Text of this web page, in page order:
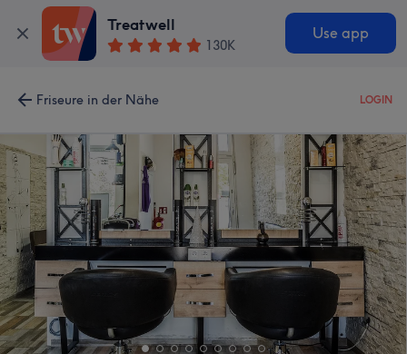
Treatwell
130K
Use app
Friseure in der Nähe LOGIN